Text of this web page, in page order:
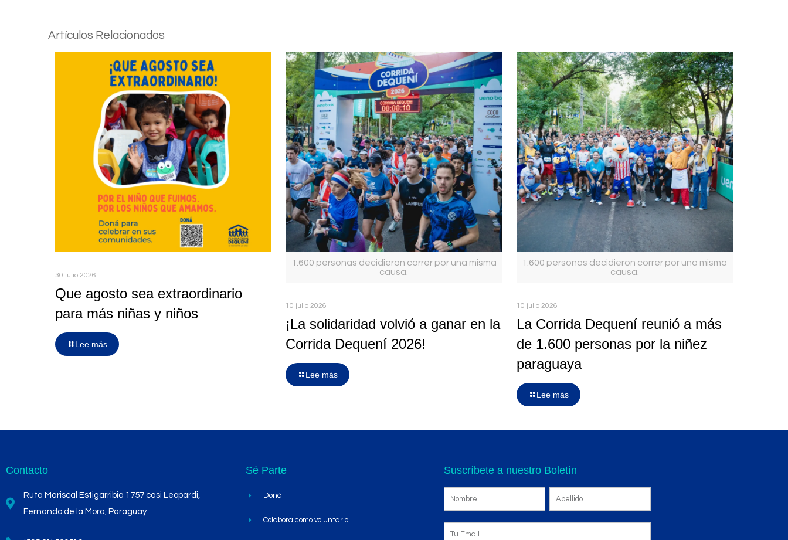
Artículos Relacionados
30 julio 2026
Que agosto sea extraordinario
para más niñas y niños
Lee más
1.600 personas decidieron correr por una misma
causa.
10 julio 2026
¡La solidaridad volvió a ganar en la
Corrida Dequení 2026!
Lee más
1.600 personas decidieron correr por una misma
causa.
10 julio 2026
La Corrida Dequení reunió a más
de 1.600 personas por la niñez
paraguaya
Lee más
Contacto
Ruta Mariscal Estigarribia 1757 casi Leopardi,
Fernando de la Mora, Paraguay
Sé Parte
Doná
Colabora como voluntario
Suscríbete a nuestro Boletín